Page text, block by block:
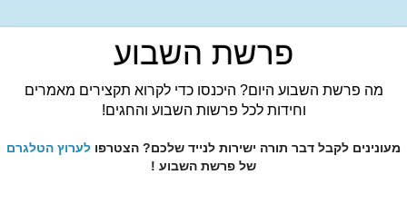
פרשת השבוע
מה פרשת השבוע היום? היכנסו כדי לקרוא תקצירים מאמרים
וחידות לכל פרשות השבוע והחגים!
מעונינים לקבל דבר תורה ישירות לנייד שלכם? הצטרפו לערוץ הטלגרם
של פרשת השבוע !